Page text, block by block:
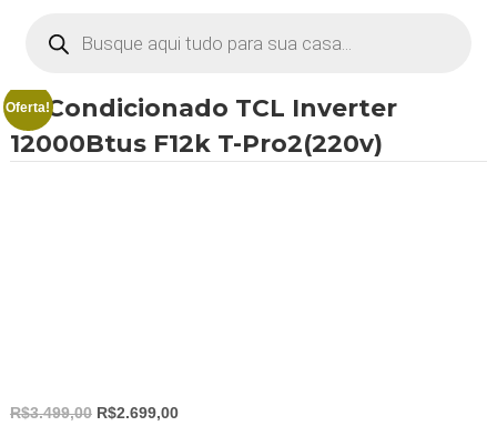
produtos
Ar Condicionado TCL Inverter
12000Btus F12k T-Pro2(220v)
Oferta!
R$3.499,00 O
R$2.699,00O